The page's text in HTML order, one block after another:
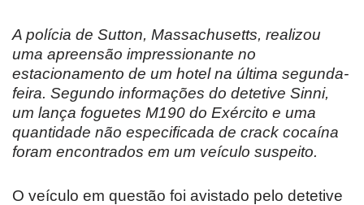
A polícia de Sutton, Massachusetts, realizou
uma apreensão impressionante no
estacionamento de um hotel na última segunda-
feira. Segundo informações do detetive Sinni,
um lança foguetes M190 do Exército e uma
quantidade não especificada de crack cocaína
foram encontrados em um veículo suspeito.
O veículo em questão foi avistado pelo detetive